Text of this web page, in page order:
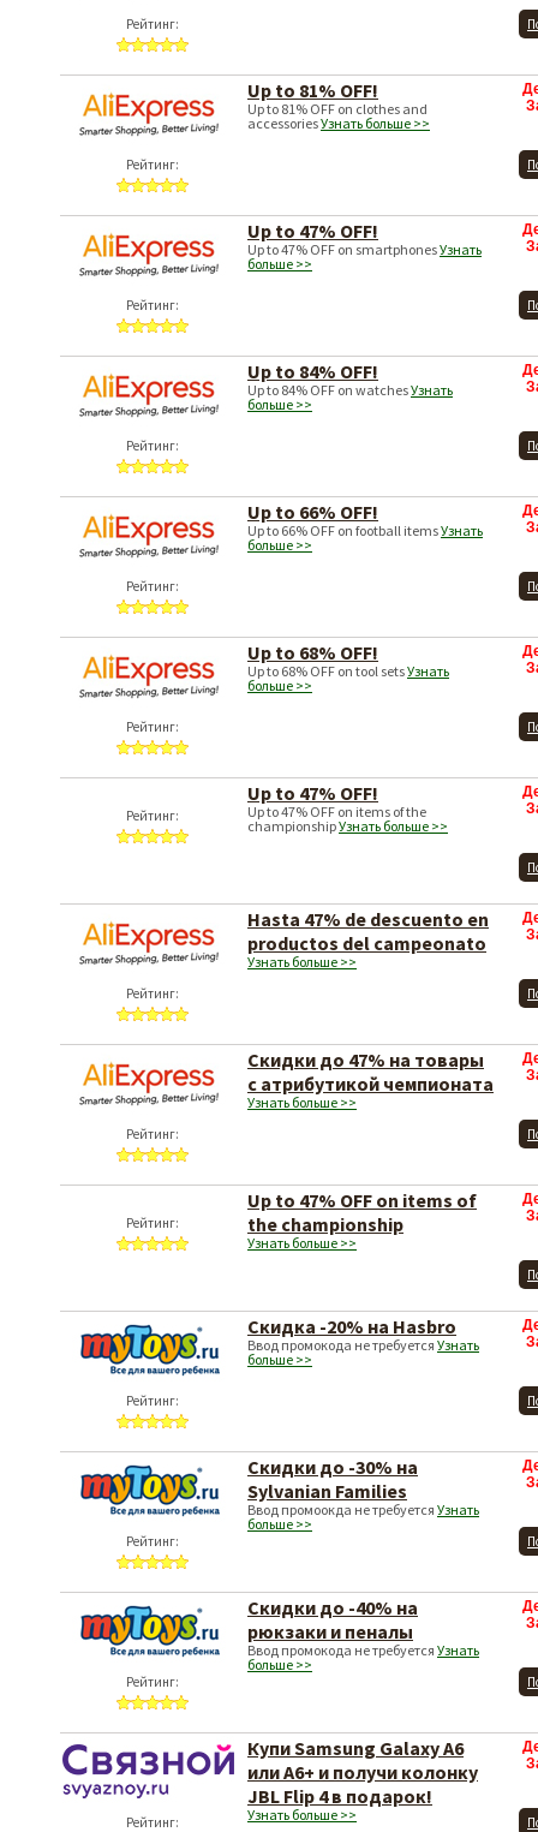
Рейтинг:
Рейтинг:
Up to 81% OFF!
Up to 81% OFF on clothes and
accessoriesУзнать больше >>
Рейтинг:
Up to 47% OFF!
Up to 47% OFF on smartphonesУзнать
больше >>
Рейтинг:
Up to 84% OFF!
Up to 84% OFF on watchesУзнать
больше >>
Рейтинг:
Up to 66% OFF!
Up to 66% OFF on football itemsУзнать
больше >>
Рейтинг:
Up to 68% OFF!
Up to 68% OFF on tool setsУзнать
больше >>
Рейтинг:
Up to 47% OFF!
Up to 47% OFF on items of the
championshipУзнать больше >>
Рейтинг:
Hasta 47% de descuento en
productos del campeonato
Узнать больше >>
Рейтинг:
Скидки до 47% на товары
с атрибутикой чемпионата
Узнать больше >>
Рейтинг:
Up to 47% OFF on items of
the championship
Узнать больше >>
Рейтинг:
Скидка -20% на Hasbro
Ввод промокода не требуется Узнать
больше >>
Рейтинг:
Скидки до -30% на
Sylvanian Families
Ввод промоокда не требуется Узнать
больше >>
Рейтинг:
Скидки до -40% на
рюкзаки и пеналы
Ввод промокода не требуется Узнать
больше >>
Рейтинг:
Купи Samsung Galaxy A6
или A6+ и получи колонку
JBL Flip 4 в подарок!
Узнать больше >>